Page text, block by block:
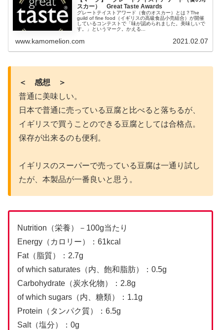
スカー） Great Taste Awards
グレートテイストアワード（食のオスカー）とは？The
guild of fine food（イギリスの高級食品小売組合）が開催
しているコンテストで「味が認められました。美味しいで
す。」というマーク。かえる...
www.kamomelion.com 2021.02.07
＜ 感想 ＞
普通に美味しい。
日本で普通に売っている豆腐と比べると落ちるが、
イギリスで買うことのできる豆腐としては合格点。
保存が出来るのも便利。
イギリスのスーパーで売っている豆腐は一通り試し
たが、本製品が一番良いと思う。
Nutrition（栄養）－100g当たり
Energy（カロリー）：61kcal
Fat（脂質）：2.7g
of which saturates（内、飽和脂肪）：0.5g
Carbohydrate（炭水化物）：2.8g
of which sugars（内、糖類）：1.1g
Protein（タンパク質）：6.5g
Salt（塩分）：0g